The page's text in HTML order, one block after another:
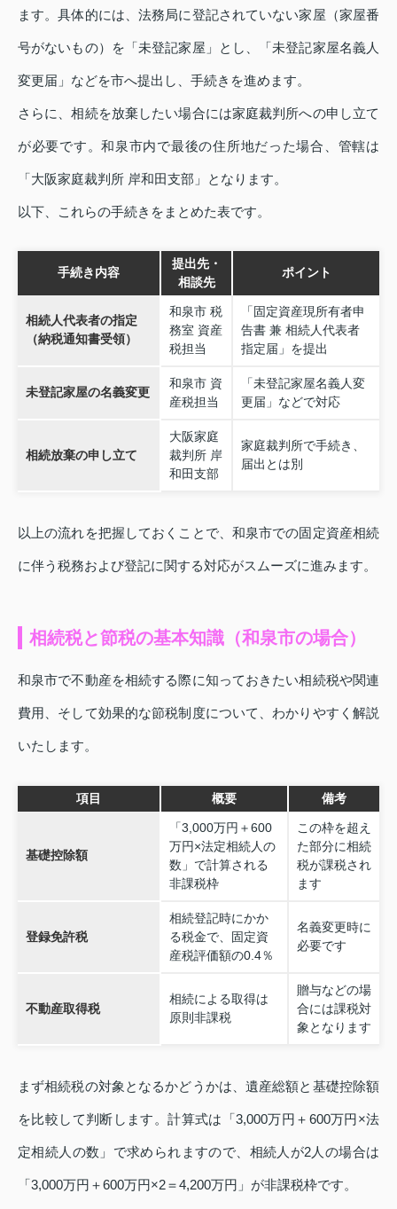
ます。具体的には、法務局に登記されていない家屋（家屋番
号がないもの）を「未登記家屋」とし、「未登記家屋名義人
変更届」などを市へ提出し、手続きを進めます。
さらに、相続を放棄したい場合には家庭裁判所への申し立て
が必要です。和泉市内で最後の住所地だった場合、管轄は
「大阪家庭裁判所 岸和田支部」となります。
以下、これらの手続きをまとめた表です。
手続き内容
提出先・
相談先
ポイント
相続人代表者の指定
（納税通知書受領）
和泉市 税
務室 資産
税担当
「固定資産現所有者申
告書 兼 相続人代表者
指定届」を提出
未登記家屋の名義変更
和泉市 資
産税担当
「未登記家屋名義人変
更届」などで対応
相続放棄の申し立て
大阪家庭
裁判所 岸
和田支部
家庭裁判所で手続き、
届出とは別
以上の流れを把握しておくことで、和泉市での固定資産相続
に伴う税務および登記に関する対応がスムーズに進みます。
相続税と節税の基本知識（和泉市の場合）
和泉市で不動産を相続する際に知っておきたい相続税や関連
費用、そして効果的な節税制度について、わかりやすく解説
いたします。
項目 概要 備考
基礎控除額
「3,000万円＋600
万円×法定相続人の
数」で計算される
非課税枠
この枠を超え
た部分に相続
税が課税され
ます
登録免許税
相続登記時にかか
る税金で、固定資
産税評価額の0.4％
名義変更時に
必要です
不動産取得税
相続による取得は
原則非課税
贈与などの場
合には課税対
象となります
まず相続税の対象となるかどうかは、遺産総額と基礎控除額
を比較して判断します。計算式は「3,000万円＋600万円×法
定相続人の数」で求められますので、相続人が2人の場合は
「3,000万円＋600万円×2＝4,200万円」が非課税枠です。